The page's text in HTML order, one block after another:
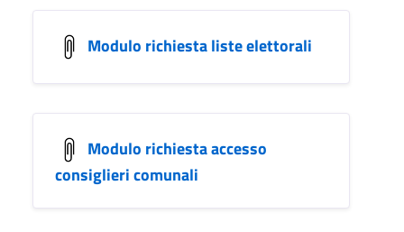
Modulo richiesta liste elettorali
Modulo richiesta accesso
consiglieri comunali